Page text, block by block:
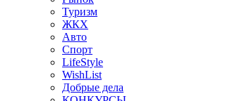
Туризм
ЖКХ
Авто
Спорт
LifeStyle
WishList
Добрые дела